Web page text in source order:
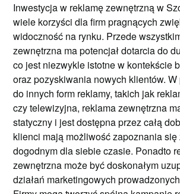
Inwestycja w reklamę zewnętrzną w
wiele korzyści dla firm pragnących
widoczność na rynku. Przede
zewnętrzna ma potencjał dotarcia do
co jest niezwykle istotne w kontekście
oraz pozyskiwania nowych klientów.
do innych form reklamy, takich jak
czy telewizyjna, reklama zewnętrzna
statyczny i jest dostępna przez całą
klienci mają możliwość zapoznania się
dogodnym dla siebie czasie. Ponadto
zewnętrzna może być doskonałym
działań marketingowych